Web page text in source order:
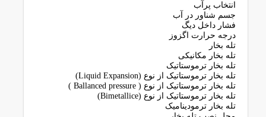
انتخاب پرآب
جسم شناور در آب
فشار داخل دیگ
درجه حرارت اگزوز
تله بخار
تله بخار مکانیکی
تله بخار ترموستاتیک
تله بخار ترموستاتیک از نوع (Liquid Expansion)
تله بخار ترموستاتیک از نوع ( Ballanced pressure )
تله بخار ترموستاتیک از نوع (Bimetallice)
تله بخار ترمودینامیک